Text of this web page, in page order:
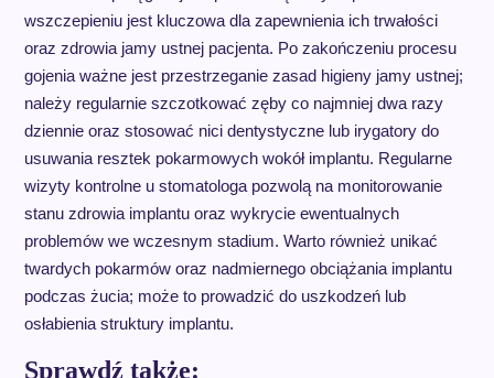
wszczepieniu jest kluczowa dla zapewnienia ich trwałości
oraz zdrowia jamy ustnej pacjenta. Po zakończeniu procesu
gojenia ważne jest przestrzeganie zasad higieny jamy ustnej;
należy regularnie szczotkować zęby co najmniej dwa razy
dziennie oraz stosować nici dentystyczne lub irygatory do
usuwania resztek pokarmowych wokół implantu. Regularne
wizyty kontrolne u stomatologa pozwolą na monitorowanie
stanu zdrowia implantu oraz wykrycie ewentualnych
problemów we wczesnym stadium. Warto również unikać
twardych pokarmów oraz nadmiernego obciążania implantu
podczas żucia; może to prowadzić do uszkodzeń lub
osłabienia struktury implantu.
Sprawdź także: